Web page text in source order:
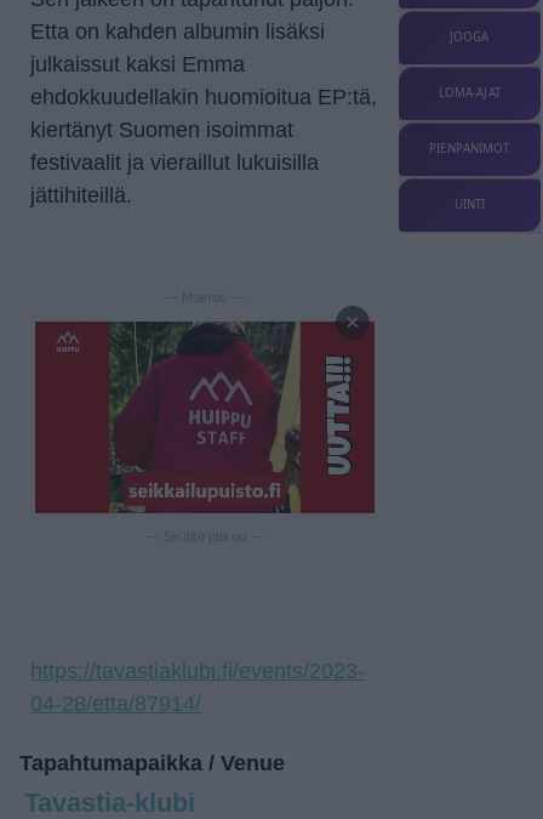
Etta on kahden albumin lisäksi
julkaissut kaksi Emma
ehdokkuudellakin huomioitua EP:tä,
kiertänyt Suomen isoimmat
festivaalit ja vieraillut lukuisilla
jättihiteillä.
— Mainos —
×
https://tavastiaklubi.fi/events/2023-
04-28/etta/87914/
Tapahtumapaikka / Venue
Tavastia-klubi
JOOGA
LOMA-AJAT
PIENPANIMOT
UINTI